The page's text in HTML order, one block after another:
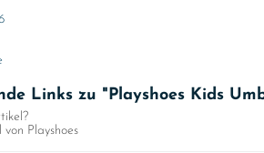
Links zu "Playshoes Kids
Playshoes